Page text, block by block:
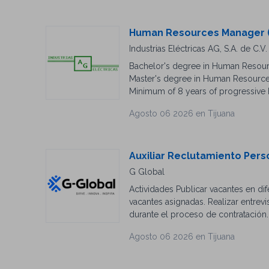
Bilingue (Inglés- Español) Visa de
información. Sistema TRESS
organizacional, reportes,
HRIS. Workday HCM.
Human Resources Manager
Industrias Eléctricas AG, S.A. de C.V.
Bachelor's degree in Human
Master's degree in Human
Minimum of 8 years of progressive
knowledge of Mexican Labor Law,
strategies aligned with business
Experience managing HR budgets
Oracle HCM, Paylocity, or similar).
Agosto 06 2026 en Tijuana
Auxiliar Reclutamiento
G Global
Actividades Publicar vacantes en
vacantes asignadas. Realizar
durante el proceso de
actualizadas las bases de datos y
Agosto 06 2026 en Tijuana